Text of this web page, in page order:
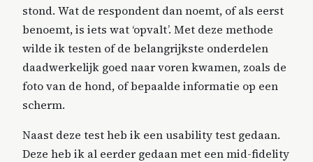
stond. Wat de respondent dan noemt, of als eerst
benoemt, is iets wat ‘opvalt’. Met deze methode
wilde ik testen of de belangrijkste onderdelen
daadwerkelijk goed naar voren kwamen, zoals de
foto van de hond, of bepaalde informatie op een
scherm.
Naast deze test heb ik een usability test gedaan.
Deze heb ik al eerder gedaan met een mid-fidelity